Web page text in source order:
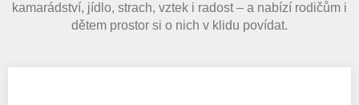
kamarádství, jídlo, strach, vztek i radost – a nabízí rodičům i
dětem prostor si o nich v klidu povídat.